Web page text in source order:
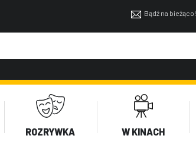
Bądź na bieżąco!
ROZRYWKA W KINACH